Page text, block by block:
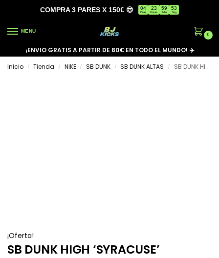
COMPRA 3 PARES X 150€ 😎 04
Días
23
Horas
59
Min
53
Seg
MENU
0
¡ENVIO GRATIS A PARTIR DE 80€ EN TODO EL MUNDO! ✈️
Inicio
/ Tienda / NIKE / SB DUNK / SB DUNK ALTAS / SB DUNK HIGH ‘SYRACUSE’
¡Oferta!
SB DUNK HIGH ‘SYRACUSE’